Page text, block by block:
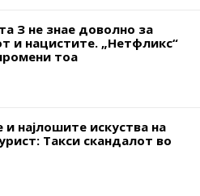
З не знае доволно за
и нацистите. „Нетфликс“
тоа
и најлошите искуства на
Такси скандалот во